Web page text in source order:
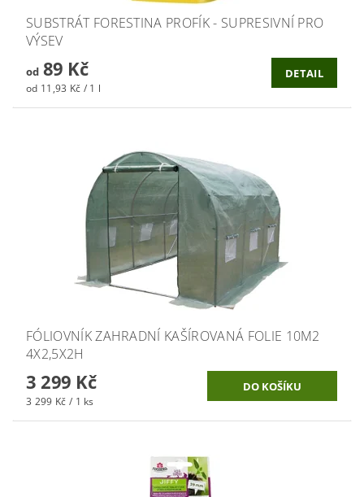
SUBSTRÁT FORESTINA PROFÍK - SUPRESIVNÍ PRO
VÝSEV
od89 Kč
od 11,93 Kč / 1 l
DETAIL
FÓLIOVNÍK ZAHRADNÍ KAŠÍROVANÁ FOLIE 10M2
4X2,5X2H
3 299 Kč
3 299 Kč / 1 ks